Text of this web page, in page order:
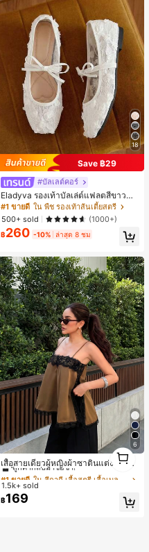
18
Save ฿29
#บัลเลต์คอร์
Eladyva รองเท้าบัลเล่ต์แฟลตสีขาวสำ
หรับผู้หญิงฤดูใบไม้ร่วง/ฤดูหนาว ประดั
บโบว์และปักลายดอกไม้, รองเท้าแตะรั
ดส้นตาข่ายกลวงระบายอากาศได้สีดำ
สำหรับฤดูร้อน, รองเท้าแมรี่เจนทรงหัวเ
#1 ขายดี ใน พืช รองเท้าส้นเตี้ยสตรี
500+ sold
(1000+)
฿260 -10% ล่าสุด 8 ชม
6
เสื้อสายเดี่ยวผู้หญิงผ้าซาตินแต่งลูกไม้
- เสื้อสายเดี่ยวฤดูร้อนสีคากีมีรอยผ่าด้า
นข้างที่น่าดึงดูดแบบสบายๆ
#1 ขายดี
ใน สีกากี เสื้อสตรี เสื้อเบลาส์ & Tee
ลูกค้ากลับมาซื้อซ้ำ!
#1 ขายดี
ลูกค้ากลับมาซื้อซ้ำ!
#1 ขายดี
ลูกค้ากลับมาซื้อซ้ำ!
#1 ขายดี
ใน สีกากี เสื้อสตรี เสื้อเบลาส์ & Tee
1.5k+ sold
฿169
1